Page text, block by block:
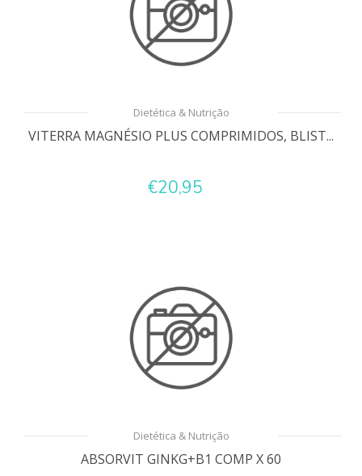
Dietética & Nutrição
VITERRA MAGNÉSIO PLUS COMPRIMIDOS, BLIST...
€20,95
Dietética & Nutrição
ABSORVIT GINKG+B1 COMP X 60